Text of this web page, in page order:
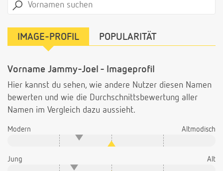
IMAGE-PROFIL POPULARITÄT
Vorname Jammy-Joel - Imageprofil
Hier kannst du sehen, wie andere Nutzer diesen Namen
bewerten und wie die Durchschnittsbewertung aller
Namen im Vergleich dazu aussieht.
Modern Altmodisch
Jung Alt